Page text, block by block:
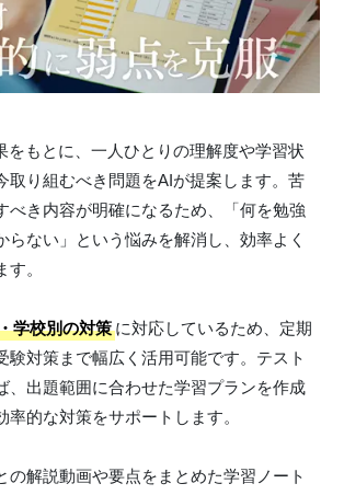
をもとに、一人ひとりの理解度や学習状
取り組むべき問題をAIが提案します。苦
べき内容が明確になるため、「何を勉強
らない」という悩みを解消し、効率よく
。
学校別の対策に対応しているため、定期
験対策まで幅広く活用可能です。テスト
、出題範囲に合わせた学習プランを作成
率的な対策をサポートします。
の解説動画や要点をまとめた学習ノート